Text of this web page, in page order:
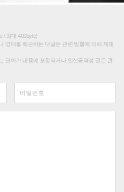
/ 최대 400byte)
명예를 훼손하는 댓글은 관련 법률에 의해 제재
단어가 내용에 포함되거나 인신공격성 글은 관